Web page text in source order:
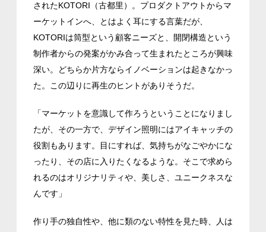
されたKOTORI（古都里）。プロダクトアウトからマ
ーケットインへ、とはよく耳にする言葉だが、
KOTORIは筒型という顧客ニーズと、開閉構造という
制作者からの発案がかみ合って生まれたところが興味
深い。どちらか片方ならイノベーションは起きなかっ
た。この辺りに再生のヒントがありそうだ。
「マーケットを意識して作ろうということになりまし
たが、その一方で、デザイン照明にはアイキャッチの
役割もあります。目にすれば、気持ちがなごやかにな
ったり、その店に入りたくなるような。そこで求めら
れるのはオリジナリティや、美しさ、ユニークネスな
んです」
作り手の独自性や、他に類のない特性を見た時、人は